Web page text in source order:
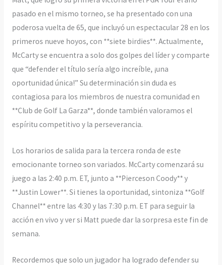
pasado en el mismo torneo, se ha presentado con una
poderosa vuelta de 65, que incluyó un espectacular 28 en los
primeros nueve hoyos, con **siete birdies**. Actualmente,
McCarty se encuentra a solo dos golpes del líder y comparte
que “defender el título sería algo increíble, ¡una
oportunidad única!” Su determinación sin duda es
contagiosa para los miembros de nuestra comunidad en
**Club de Golf La Garza**, donde también valoramos el
espíritu competitivo y la perseverancia.
Los horarios de salida para la tercera ronda de este
emocionante torneo son variados. McCarty comenzará su
juego a las 2:40 p.m. ET, junto a **Pierceson Coody** y
**Justin Lower**. Si tienes la oportunidad, sintoniza **Golf
Channel** entre las 4:30 y las 7:30 p.m. ET para seguir la
acción en vivo y ver si Matt puede dar la sorpresa este fin de
semana.
Recordemos que solo un jugador ha logrado defender su